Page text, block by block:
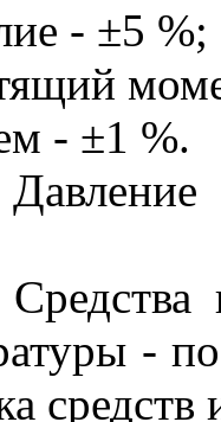
- ±5 %;
- ±1 %.
-